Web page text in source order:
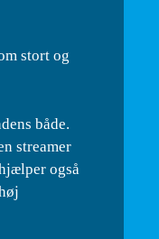
stort og
både.
streamer
også